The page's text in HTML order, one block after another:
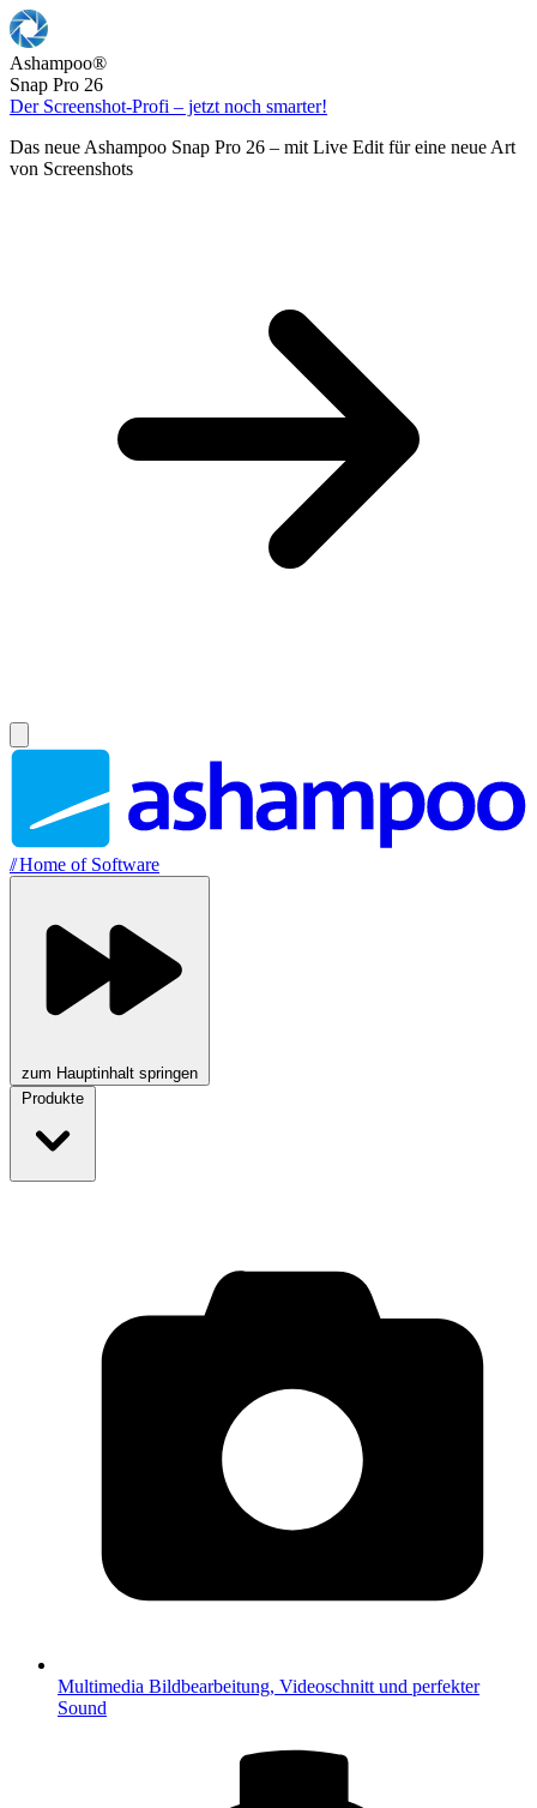
Ashampoo®
Snap Pro 26
Der Screenshot-Profi – jetzt noch smarter!
Das neue Ashampoo Snap Pro 26 – mit Live Edit für eine neue Art
von Screenshots
//Home of Software
zum Hauptinhalt springen
Produkte
Multimedia Bildbearbeitung, Videoschnitt und perfekter
Sound